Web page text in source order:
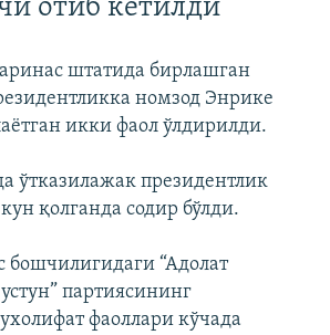
тилларда
отиб кетилди
штатида бирлашган
номзод Энрике
икки фаол ўлдирилди.
ўтказилажак президентлик
қолганда содир бўлди.
бошчилигидаги “Адолат
партиясининг
фаоллари кўчада